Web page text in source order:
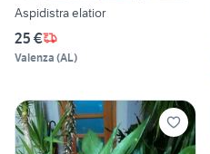
Aspidistra elatior
25 €
Valenza (AL)